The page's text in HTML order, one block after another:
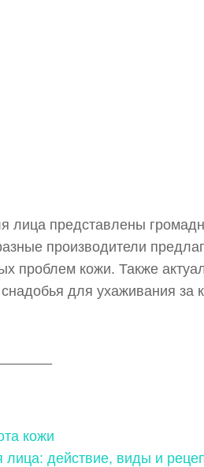
лица представлены
производители
проблем кожи. Также
для ухаживания за
кожи
действие, виды и